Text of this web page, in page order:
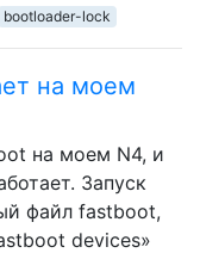
bootloader-lock
на моем
на моем N4, и
Запуск
файл fastboot,
devices»